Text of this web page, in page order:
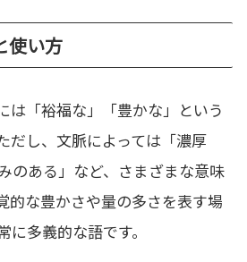
使い方
は「裕福な」「豊かな」という
だし、文脈によっては「濃厚
のある」など、さまざまな意味
的な豊かさや量の多さを表す場
多義的な語です。